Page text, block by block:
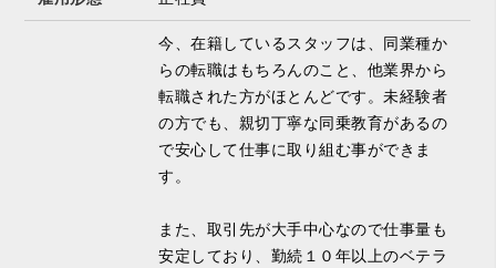
今、在籍しているスタッフは、同業種か
らの転職はもちろんのこと、他業界から
転職された方がほとんどです。未経験者
の方でも、親切丁寧な同乗教育があるの
で安心して仕事に取り組む事ができま
す。
また、取引先が大手中心なので仕事量も
安定しており、勤続１０年以上のベテラ